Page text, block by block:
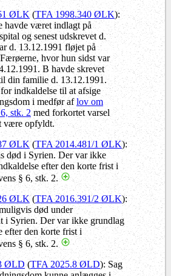
ØLK(TFA 1998.340 ØLK):
havde været indlagt på
og senest udskrevet d.
d. 13.12.1991 fløjet på
hvor hun sidst var
B havde skrevet
din familie d. 13.12.1991.
indkaldelse til at afsige
i medfør aflov om
stk. 2med forkortet varsel
være opfyldt.
ØLK(TFA 2014.481/1 ØLK):
død i Syrien. Der var ikke
efter den korte frist i
§ 6, stk. 2.
ØLK(TFA 2016.391/2 ØLK):
død under
i Syrien. Der var ikke grundlag
efter den korte frist i
§ 6, stk. 2.
ØLD(TFA 2025.8 ØLD): Sag